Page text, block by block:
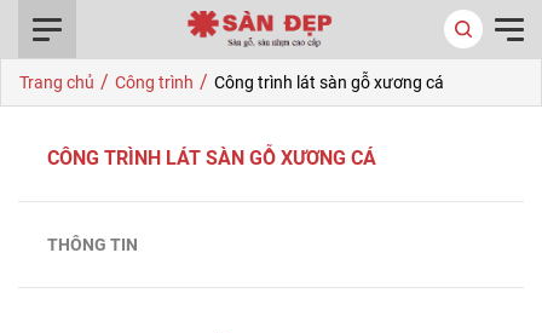
Trang chủ / Công trình / Công trình lát sàn gỗ xương cá
CÔNG TRÌNH LÁT SÀN GỖ XƯƠNG CÁ
THÔNG TIN